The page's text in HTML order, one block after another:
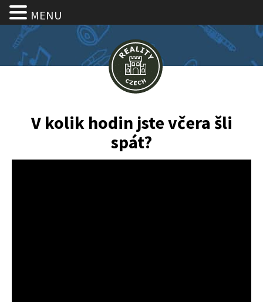
V kolik hodin jste včera šli
spát?
MENU